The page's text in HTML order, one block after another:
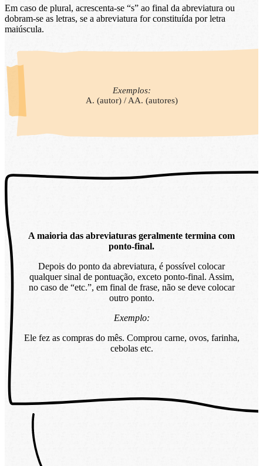
Em caso de plural, acrescenta-se “s” ao final da abreviatura ou
dobram-se as letras, se a abreviatura for constituída por letra
maiúscula.
Exemplos:
A. (autor) / AA. (autores)
A maioria das abreviaturas geralmente termina com
ponto-final.
Depois do ponto da abreviatura, é possível colocar
qualquer sinal de pontuação, exceto ponto-final. Assim,
no caso de “etc.”, em final de frase, não se deve colocar
outro ponto.
Exemplo:
Ele fez as compras do mês. Comprou carne, ovos, farinha,
cebolas etc.